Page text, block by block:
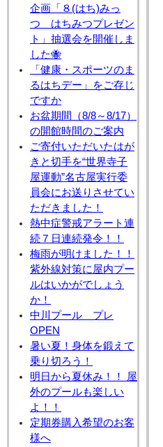
企画「８(はち)みっ
つ はちみつプレゼン
ト」抽選会を開催しま
した🐝
「健康・スポーツのま
るはちデー」をご存じ
ですか
お盆期間（8/8～8/17）
の開館時間のご案内
ご寄付いただいたはが
きと切手を“世界寺子
屋運動”名古屋実行委
員会にお送りさせてい
ただきました！
熱中症警戒アラート連
続７日連続発令！！
梅雨が明けました！！
紫外線対策に屋内プー
ルはいかがでしょう
か！
中川プール プレ
OPEN
暑い夏！身体を鍛えて
乗り切ろう！
明日から夏休み！！ 屋
外のプールも楽しい
よ！！
定期券購入希望のお客
様へ